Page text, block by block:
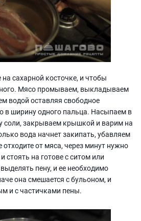
сахарной косточке, и чтобы
Мясо промываем, выкладываем
водой оставляя свободное
в ширину одного пальца. Насыпаем в
соли, закрываем крышкой и варим на
вода начнет закипать, убавляем
отходите от мяса, через минут нужно
стоять на готове с ситом или
пену, и ее необходимо
она смешается с бульоном, и
и с частичками пены.